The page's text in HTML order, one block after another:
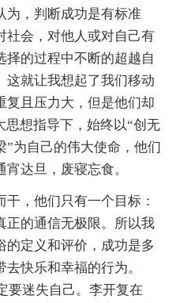
为，判断成功是有标准
社会，对他人或对自己有
择的过程中不断的超越自
这就让我想起了我们移动
复且压力大，但是他们却
思想指导下，始终以“创无
”为自己的伟大使命，他们
达旦，废寝忘食。
，他们只有一个目标：
正的通信无极限。所以我
的定义和评价，成功是多
快乐和幸福的行为。
要迷失自己。李开复在